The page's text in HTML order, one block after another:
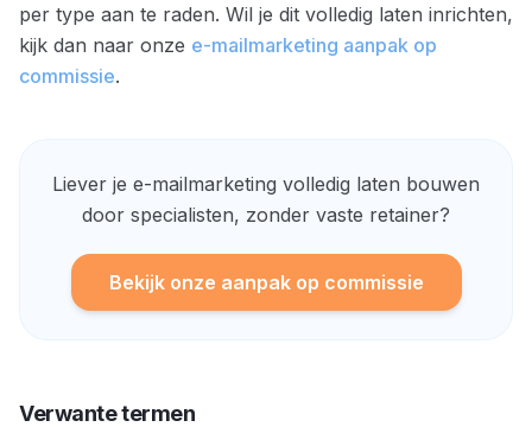
per type aan te raden. Wil je dit volledig laten inrichten,
kijk dan naar onze e-mailmarketing aanpak op
commissie.
Liever je e-mailmarketing volledig laten bouwen
door specialisten, zonder vaste retainer?
Bekijk onze aanpak op commissie
Verwante termen